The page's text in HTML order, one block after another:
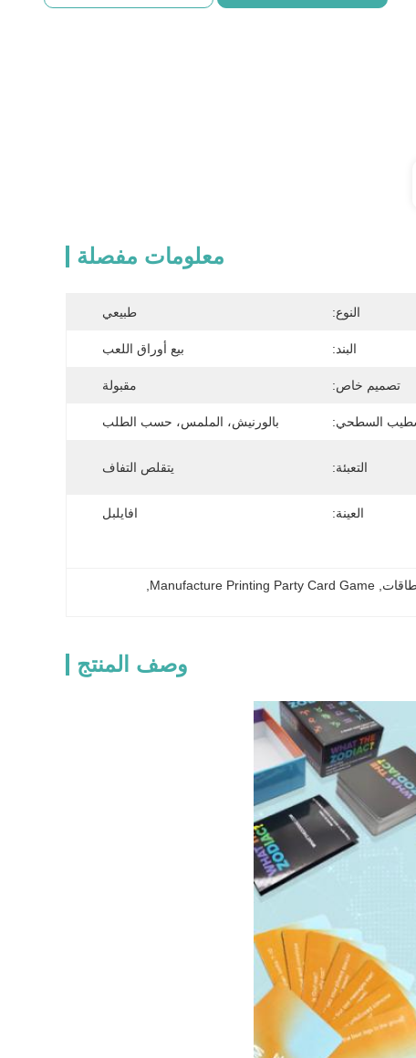
معلومات مفصلة
النوع: طبيعي
البند: بيع أوراق اللعب
تصميم خاص: مقبولة
السطحي: بالورنيش، الملمس، حسب الطلب
التعبئة: يتقلص التفاف
العينة: افايلبل
,
Manufacture Printing Party Card Game
وصف المنتج